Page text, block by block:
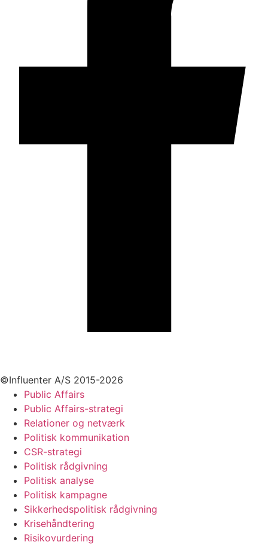
©Influenter A/S 2015-2026
Public Affairs
Public Affairs-strategi
Relationer og netværk
Politisk kommunikation
CSR-strategi
Politisk rådgivning
Politisk analyse
Politisk kampagne
Sikkerhedspolitisk rådgivning
Krisehåndtering
Risikovurdering